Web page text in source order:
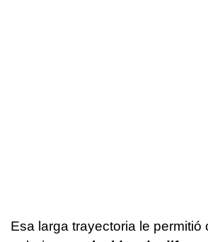
Esa larga trayectoria le permitió